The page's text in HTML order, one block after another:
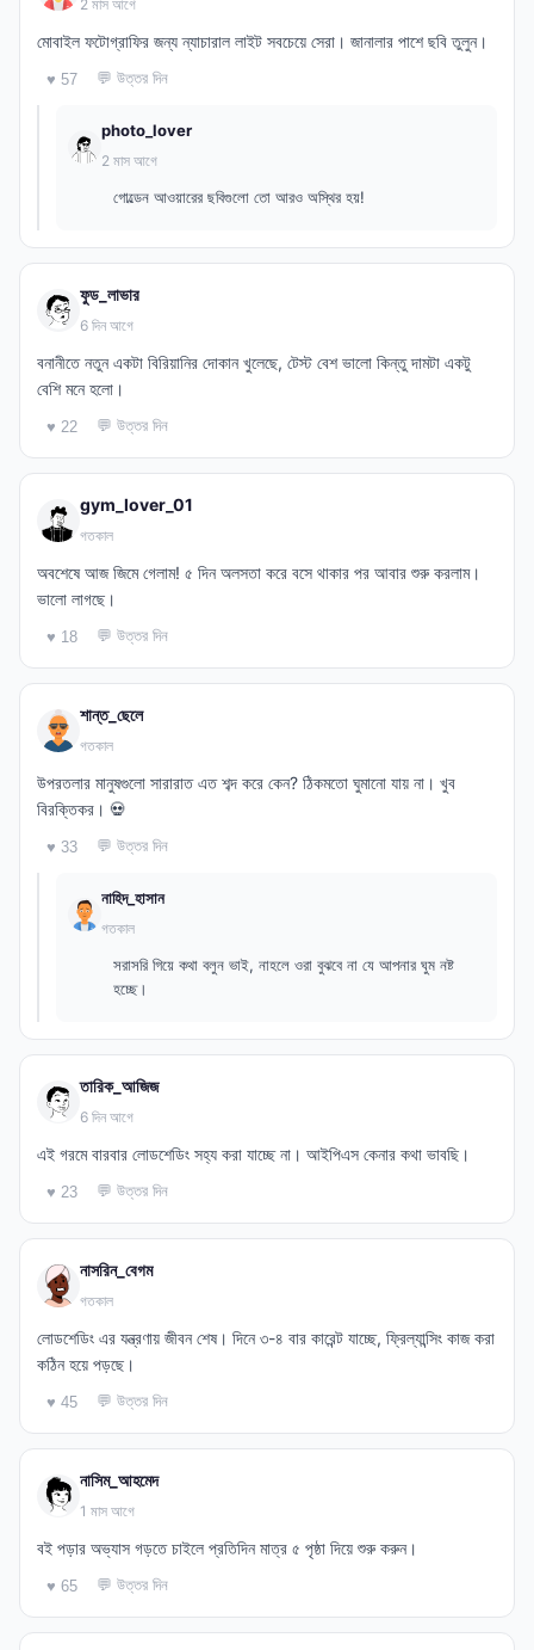
2 মাস আগে
মোবাইল ফটোগ্রাফির জন্য ন্যাচারাল লাইট সবচেয়ে সেরা। জানালার পাশে ছবি তুলুন।
♥ 57 💬 উত্তর দিন
photo_lover
2 মাস আগে
গোল্ডেন আওয়ারের ছবিগুলো তো আরও অস্থির হয়!
ফুড_লাভার
6 দিন আগে
বনানীতে নতুন একটা বিরিয়ানির দোকান খুলেছে, টেস্ট বেশ ভালো কিন্তু দামটা একটু
বেশি মনে হলো।
♥ 22 💬 উত্তর দিন
gym_lover_01
গতকাল
অবশেষে আজ জিমে গেলাম! ৫ দিন অলসতা করে বসে থাকার পর আবার শুরু করলাম।
ভালো লাগছে।
♥ 18 💬 উত্তর দিন
শান্ত_ছেলে
গতকাল
উপরতলার মানুষগুলো সারারাত এত শব্দ করে কেন? ঠিকমতো ঘুমানো যায় না। খুব
বিরক্তিকর। 💀
♥ 33 💬 উত্তর দিন
নাহিদ_হাসান
গতকাল
সরাসরি গিয়ে কথা বলুন ভাই, নাহলে ওরা বুঝবে না যে আপনার ঘুম নষ্ট
হচ্ছে।
তারিক_আজিজ
6 দিন আগে
এই গরমে বারবার লোডশেডিং সহ্য করা যাচ্ছে না। আইপিএস কেনার কথা ভাবছি।
♥ 23 💬 উত্তর দিন
নাসরিন_বেগম
গতকাল
লোডশেডিং এর যন্ত্রণায় জীবন শেষ। দিনে ৩-৪ বার কারেন্ট যাচ্ছে, ফ্রিল্যান্সিং কাজ করা
কঠিন হয়ে পড়ছে।
♥ 45 💬 উত্তর দিন
নাসিম_আহমেদ
1 মাস আগে
বই পড়ার অভ্যাস গড়তে চাইলে প্রতিদিন মাত্র ৫ পৃষ্ঠা দিয়ে শুরু করুন।
♥ 65 💬 উত্তর দিন